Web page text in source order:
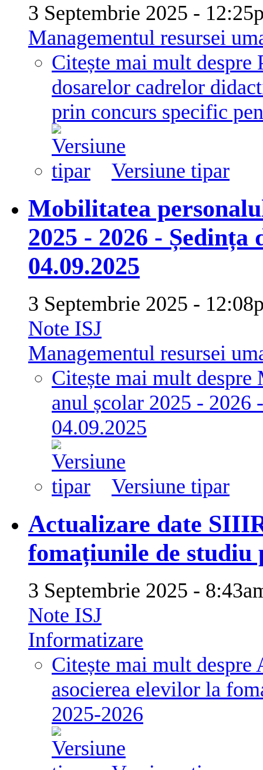
3 Septembrie 2025 -
Managementul resursei
Citește mai mult despre
dosarelor cadrelor
prin concurs specific
Versiune tipar
Mobilitatea
2025 - 2026 -
04.09.2025
3 Septembrie 2025 -
Note ISJ
Managementul resursei
Citește mai mult despre
anul școlar 2025 - 2026
04.09.2025
Versiune tipar
Actualizare date
fomațiunile de studiu
3 Septembrie 2025 -
Note ISJ
Informatizare
Citește mai mult despre
asocierea elevilor la
2025-2026